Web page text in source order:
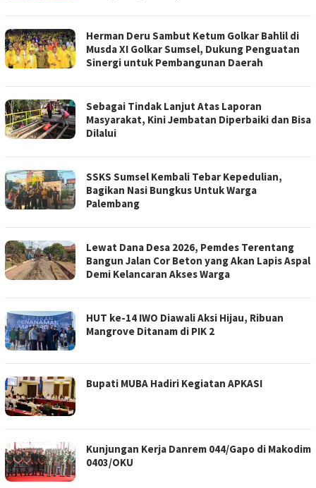
Herman Deru Sambut Ketum Golkar Bahlil di
Musda XI Golkar Sumsel, Dukung Penguatan
Sinergi untuk Pembangunan Daerah
Sebagai Tindak Lanjut Atas Laporan
Masyarakat, Kini Jembatan Diperbaiki dan Bisa
Dilalui
SSKS Sumsel Kembali Tebar Kepedulian,
Bagikan Nasi Bungkus Untuk Warga
Palembang
Lewat Dana Desa 2026, Pemdes Terentang
Bangun Jalan Cor Beton yang Akan Lapis Aspal
Demi Kelancaran Akses Warga
HUT ke-14 IWO Diawali Aksi Hijau, Ribuan
Mangrove Ditanam di PIK 2
Bupati MUBA Hadiri Kegiatan APKASI
Kunjungan Kerja Danrem 044/Gapo di Makodim
0403/OKU